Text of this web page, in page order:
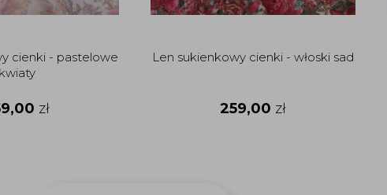
cienki - pastelowe
kwiaty
zł
Len sukienkowy cienki - włoski sad
259,00 zł